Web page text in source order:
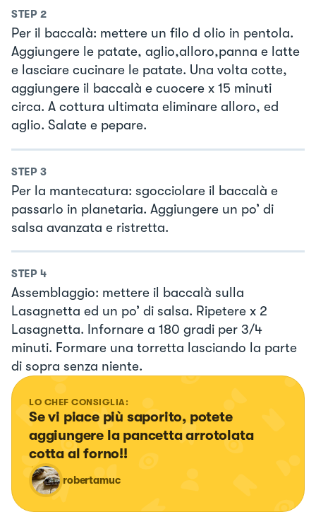
STEP 2
Per il baccalà: mettere un filo d olio in pentola.
Aggiungere le patate, aglio,alloro,panna e latte
e lasciare cucinare le patate. Una volta cotte,
aggiungere il baccalà e cuocere x 15 minuti
circa. A cottura ultimata eliminare alloro, ed
aglio. Salate e pepare.
STEP 3
Per la mantecatura: sgocciolare il baccalà e
passarlo in planetaria. Aggiungere un po’ di
salsa avanzata e ristretta.
STEP 4
Assemblaggio: mettere il baccalà sulla
Lasagnetta ed un po’ di salsa. Ripetere x 2
Lasagnetta. Infornare a 180 gradi per 3/4
minuti. Formare una torretta lasciando la parte
di sopra senza niente.
LO CHEF CONSIGLIA:
Se vi piace più saporito, potete
aggiungere la pancetta arrotolata
cotta al forno!!
robertamuc